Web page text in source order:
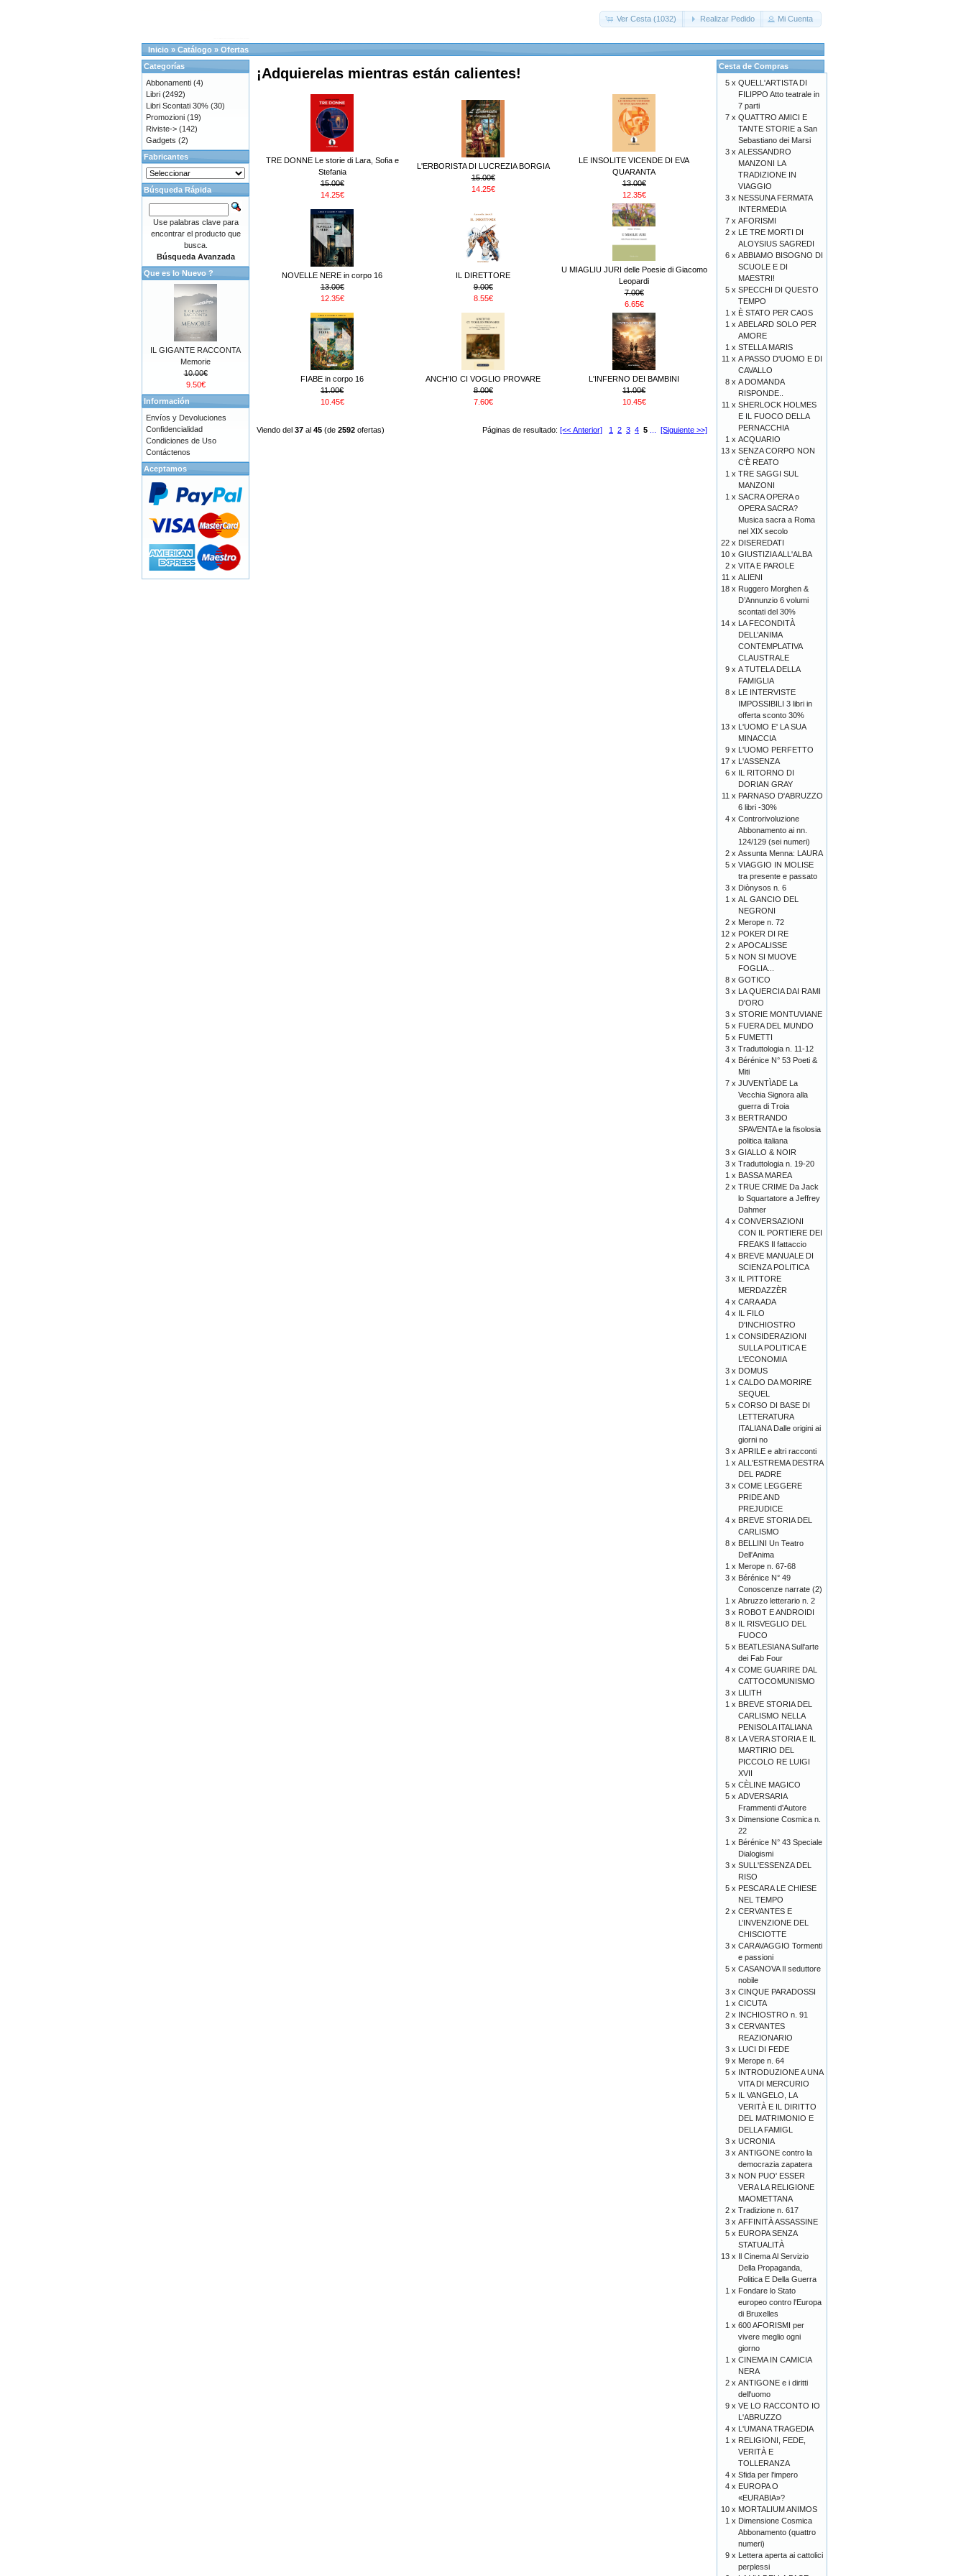
Ver Cesta (1032) Realizar Pedido Mi Cuenta
Inicio » Catálogo » Ofertas
¡Adquierelas mientras están calientes!
TRE DONNE Le storie di Lara, Sofia e
Stefania
15.00€
14.25€
L'ERBORISTA DI LUCREZIA BORGIA
15.00€
14.25€
LE INSOLITE VICENDE DI EVA
QUARANTA
13.00€
12.35€
NOVELLE NERE in corpo 16
13.00€
12.35€
IL DIRETTORE
9.00€
8.55€
U MIAGLIU JURI delle Poesie di Giacomo
Leopardi
7.00€
6.65€
FIABE in corpo 16
11.00€
10.45€
ANCH'IO CI VOGLIO PROVARE
8.00€
7.60€
L'INFERNO DEI BAMBINI
11.00€
10.45€
Páginas de resultado: [<< Anterior] 1 2 3 4 5 [Siguiente >>]
Viendo del 37 al 45 (de 2592 ofertas)
Categorías
Abbonamenti (4)
Libri (2492)
Libri Scontati 30% (30)
Promozioni (19)
Riviste-> (142)
Gadgets (2)
Fabricantes
Búsqueda Rápida
Use palabras clave para
encontrar el producto que
busca.
Búsqueda Avanzada
Que es lo Nuevo ?
IL GIGANTE RACCONTA
Memorie
10.00€
9.50€
Información
Envíos y Devoluciones
Confidencialidad
Condiciones de Uso
Contáctenos
Aceptamos
Cesta de Compras
5 x QUELL'ARTISTA DI
FILIPPO Atto teatrale in
7 parti
7 x QUATTRO AMICI E
TANTE STORIE a San
Sebastiano dei Marsi
3 x ALESSANDRO
MANZONI LA
TRADIZIONE IN
VIAGGIO
3 x NESSUNA FERMATA
INTERMEDIA
7 x AFORISMI
2 x LE TRE MORTI DI
ALOYSIUS SAGREDI
6 x ABBIAMO BISOGNO DI
SCUOLE E DI
MAESTRI!
5 x SPECCHI DI QUESTO
TEMPO
1 x È STATO PER CAOS
1 x ABELARD SOLO PER
AMORE
1 x STELLA MARIS
11 x A PASSO D'UOMO E DI
CAVALLO
8 x A DOMANDA
RISPONDE..
11 x SHERLOCK HOLMES
E IL FUOCO DELLA
PERNACCHIA
1 x ACQUARIO
13 x SENZA CORPO NON
C'È REATO
1 x TRE SAGGI SUL
MANZONI
1 x SACRA OPERA o
OPERA SACRA?
Musica sacra a Roma
nel XIX secolo
22 x DISEREDATI
10 x GIUSTIZIA ALL'ALBA
2 x VITA E PAROLE
11 x ALIENI
18 x Ruggero Morghen &
D’Annunzio 6 volumi
scontati del 30%
14 x LA FECONDITÀ
DELL’ANIMA
CONTEMPLATIVA
CLAUSTRALE
9 x A TUTELA DELLA
FAMIGLIA
8 x LE INTERVISTE
IMPOSSIBILI 3 libri in
offerta sconto 30%
13 x L'UOMO E' LA SUA
MINACCIA
9 x L'UOMO PERFETTO
17 x L'ASSENZA
6 x IL RITORNO DI
DORIAN GRAY
11 x PARNASO D'ABRUZZO
6 libri -30%
4 x Controrivoluzione
Abbonamento ai nn.
124/129 (sei numeri)
2 x Assunta Menna: LAURA
5 x VIAGGIO IN MOLISE
tra presente e passato
3 x Diònysos n. 6
1 x AL GANCIO DEL
NEGRONI
2 x Merope n. 72
12 x POKER DI RE
2 x APOCALISSE
5 x NON SI MUOVE
FOGLIA...
8 x GOTICO
3 x LA QUERCIA DAI RAMI
D'ORO
3 x STORIE MONTUVIANE
5 x FUERA DEL MUNDO
5 x FUMETTI
3 x Traduttologia n. 11-12
4 x Bérénice N° 53 Poeti &
Miti
7 x JUVENTÌADE La
Vecchia Signora alla
guerra di Troia
3 x BERTRANDO
SPAVENTA e la fisolosia
politica italiana
3 x GIALLO & NOIR
3 x Traduttologia n. 19-20
1 x BASSA MAREA
2 x TRUE CRIME Da Jack
lo Squartatore a Jeffrey
Dahmer
4 x CONVERSAZIONI
CON IL PORTIERE DEI
FREAKS Il fattaccio
4 x BREVE MANUALE DI
SCIENZA POLITICA
3 x IL PITTORE
MERDAZZÈR
4 x CARA ADA
4 x IL FILO
D'INCHIOSTRO
1 x CONSIDERAZIONI
SULLA POLITICA E
L'ECONOMIA
3 x DOMUS
1 x CALDO DA MORIRE
SEQUEL
5 x CORSO DI BASE DI
LETTERATURA
ITALIANA Dalle origini ai
giorni no
3 x APRILE e altri racconti
1 x ALL'ESTREMA DESTRA
DEL PADRE
3 x COME LEGGERE
PRIDE AND
PREJUDICE
4 x BREVE STORIA DEL
CARLISMO
8 x BELLINI Un Teatro
Dell'Anima
1 x Merope n. 67-68
3 x Bérénice N° 49
Conoscenze narrate (2)
1 x Abruzzo letterario n. 2
3 x ROBOT E ANDROIDI
8 x IL RISVEGLIO DEL
FUOCO
5 x BEATLESIANA Sull'arte
dei Fab Four
4 x COME GUARIRE DAL
CATTOCOMUNISMO
3 x LILITH
1 x BREVE STORIA DEL
CARLISMO NELLA
PENISOLA ITALIANA
8 x LA VERA STORIA E IL
MARTIRIO DEL
PICCOLO RE LUIGI
XVII
5 x CÈLINE MAGICO
5 x ADVERSARIA
Frammenti d'Autore
3 x Dimensione Cosmica n.
22
1 x Bérénice N° 43 Speciale
Dialogismi
3 x SULL'ESSENZA DEL
RISO
5 x PESCARA LE CHIESE
NEL TEMPO
2 x CERVANTES E
L’INVENZIONE DEL
CHISCIOTTE
3 x CARAVAGGIO Tormenti
e passioni
5 x CASANOVA Il seduttore
nobile
3 x CINQUE PARADOSSI
1 x CICUTA
2 x INCHIOSTRO n. 91
3 x CERVANTES
REAZIONARIO
3 x LUCI DI FEDE
9 x Merope n. 64
5 x INTRODUZIONE A UNA
VITA DI MERCURIO
5 x IL VANGELO, LA
VERITÀ E IL DIRITTO
DEL MATRIMONIO E
DELLA FAMIGL
3 x UCRONIA
3 x ANTIGONE contro la
democrazia zapatera
3 x NON PUO' ESSER
VERA LA RELIGIONE
MAOMETTANA
2 x Tradizione n. 617
3 x AFFINITÀ ASSASSINE
5 x EUROPA SENZA
STATUALITÀ
13 x Il Cinema Al Servizio
Della Propaganda,
Politica E Della Guerra
1 x Fondare lo Stato
europeo contro l'Europa
di Bruxelles
1 x 600 AFORISMI per
vivere meglio ogni
giorno
1 x CINEMA IN CAMICIA
NERA
2 x ANTIGONE e i diritti
dell'uomo
9 x VE LO RACCONTO IO
L'ABRUZZO
4 x L'UMANA TRAGEDIA
1 x RELIGIONI, FEDE,
VERITÀ E
TOLLERANZA
4 x Sfida per l'impero
4 x EUROPA O
«EURABIA»?
10 x MORTALIUM ANIMOS
1 x Dimensione Cosmica
Abbonamento (quattro
numeri)
9 x Lettera aperta ai cattolici
perplessi